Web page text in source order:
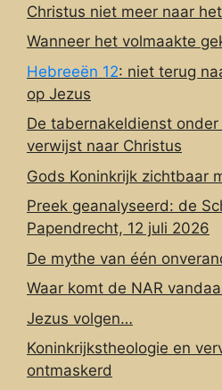
Christus niet meer naar
Wanneer het volmaakte
Hebreeën 12: niet terug
op Jezus
De tabernakeldienst
verwijst naar Christus
Gods Koninkrijk zichtbaar
Preek geanalyseerd: de
Papendrecht, 12 juli 2026
De mythe van één
Waar komt de NAR
Jezus volgen…
Koninkrijkstheologie en
ontmaskerd